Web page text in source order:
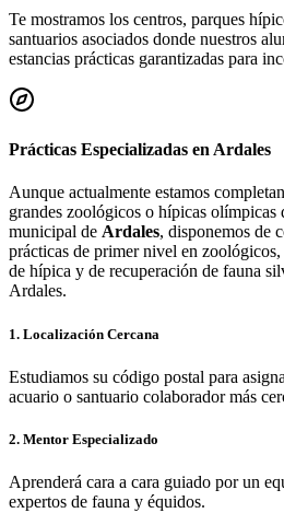
Te mostramos los centros, parques
santuarios asociados donde nuestros
estancias prácticas garantizadas para
Prácticas Especializadas en Ardales
Aunque actualmente estamos
grandes zoológicos o hípicas olímpicas
municipal de Ardales, disponemos de
prácticas de primer nivel en
de hípica y de recuperación de fauna
Ardales.
1. Localización Cercana
Estudiamos su código postal para
acuario o santuario colaborador más
2. Mentor Especializado
Aprenderá cara a cara guiado por un
expertos de fauna y équidos.